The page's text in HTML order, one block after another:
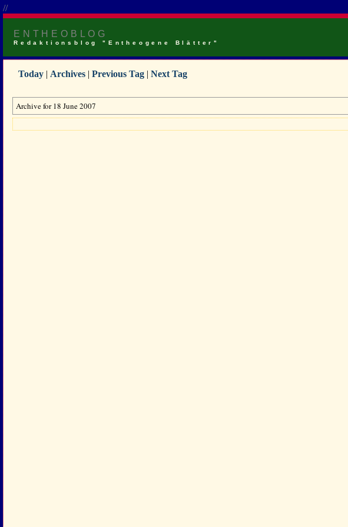
//
ENTHEOBLOG
Redaktionsblog "Entheogene Blätter"
Today | Archives | Previous Tag | Next Tag
Archive for 18 June 2007